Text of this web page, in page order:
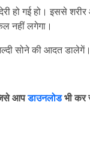
हो गई हो। इससे
नहीं लगेगा।
सोने की आदत डालेगें।
आपडाउनलोडभी